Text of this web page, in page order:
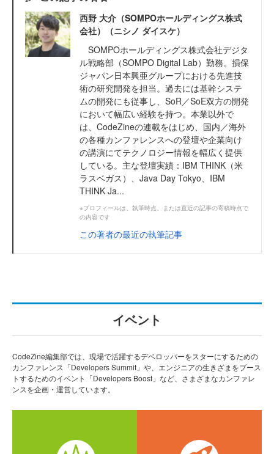
西野 大介（SOMPOホールディングス株式
会社）（ニシノ ダイスケ）
SOMPOホールディングス株式会社デジタ
ル戦略部（SOMPO Digital Lab）勤務。損保
ジャパン日本興亜グループにおける先進技
術の研究開発を担当。過去には基幹システ
ムの開発にも従事し、SoR／SoE双方の開発
において幅広い経験を持つ。本業以外で
は、CodeZineの連載をはじめ、国内／海外
の各種カンファレンスへの登壇や企業向け
の講演にてテクノロジー情報を幅広く提供
している。主な登壇実績：IBM THINK（米
ラスベガス）、Java Day Tokyo、IBM
THINK Ja...
※プロフィールは、執筆時点、または直近の記事の寄稿時点で
の内容です
この著者の最近の執筆記事
イベント
CodeZine編集部では、現場で活躍するデベロッパーをスターにするための
カンファレンス「Developers Summit」や、エンジニアの生きざまをブース
トするためのイベント「Developers Boost」など、さまざまなカンファレ
ンスを企画・運営しています。